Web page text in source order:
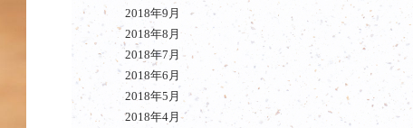
2018年9月
2018年8月
2018年7月
2018年6月
2018年5月
2018年4月